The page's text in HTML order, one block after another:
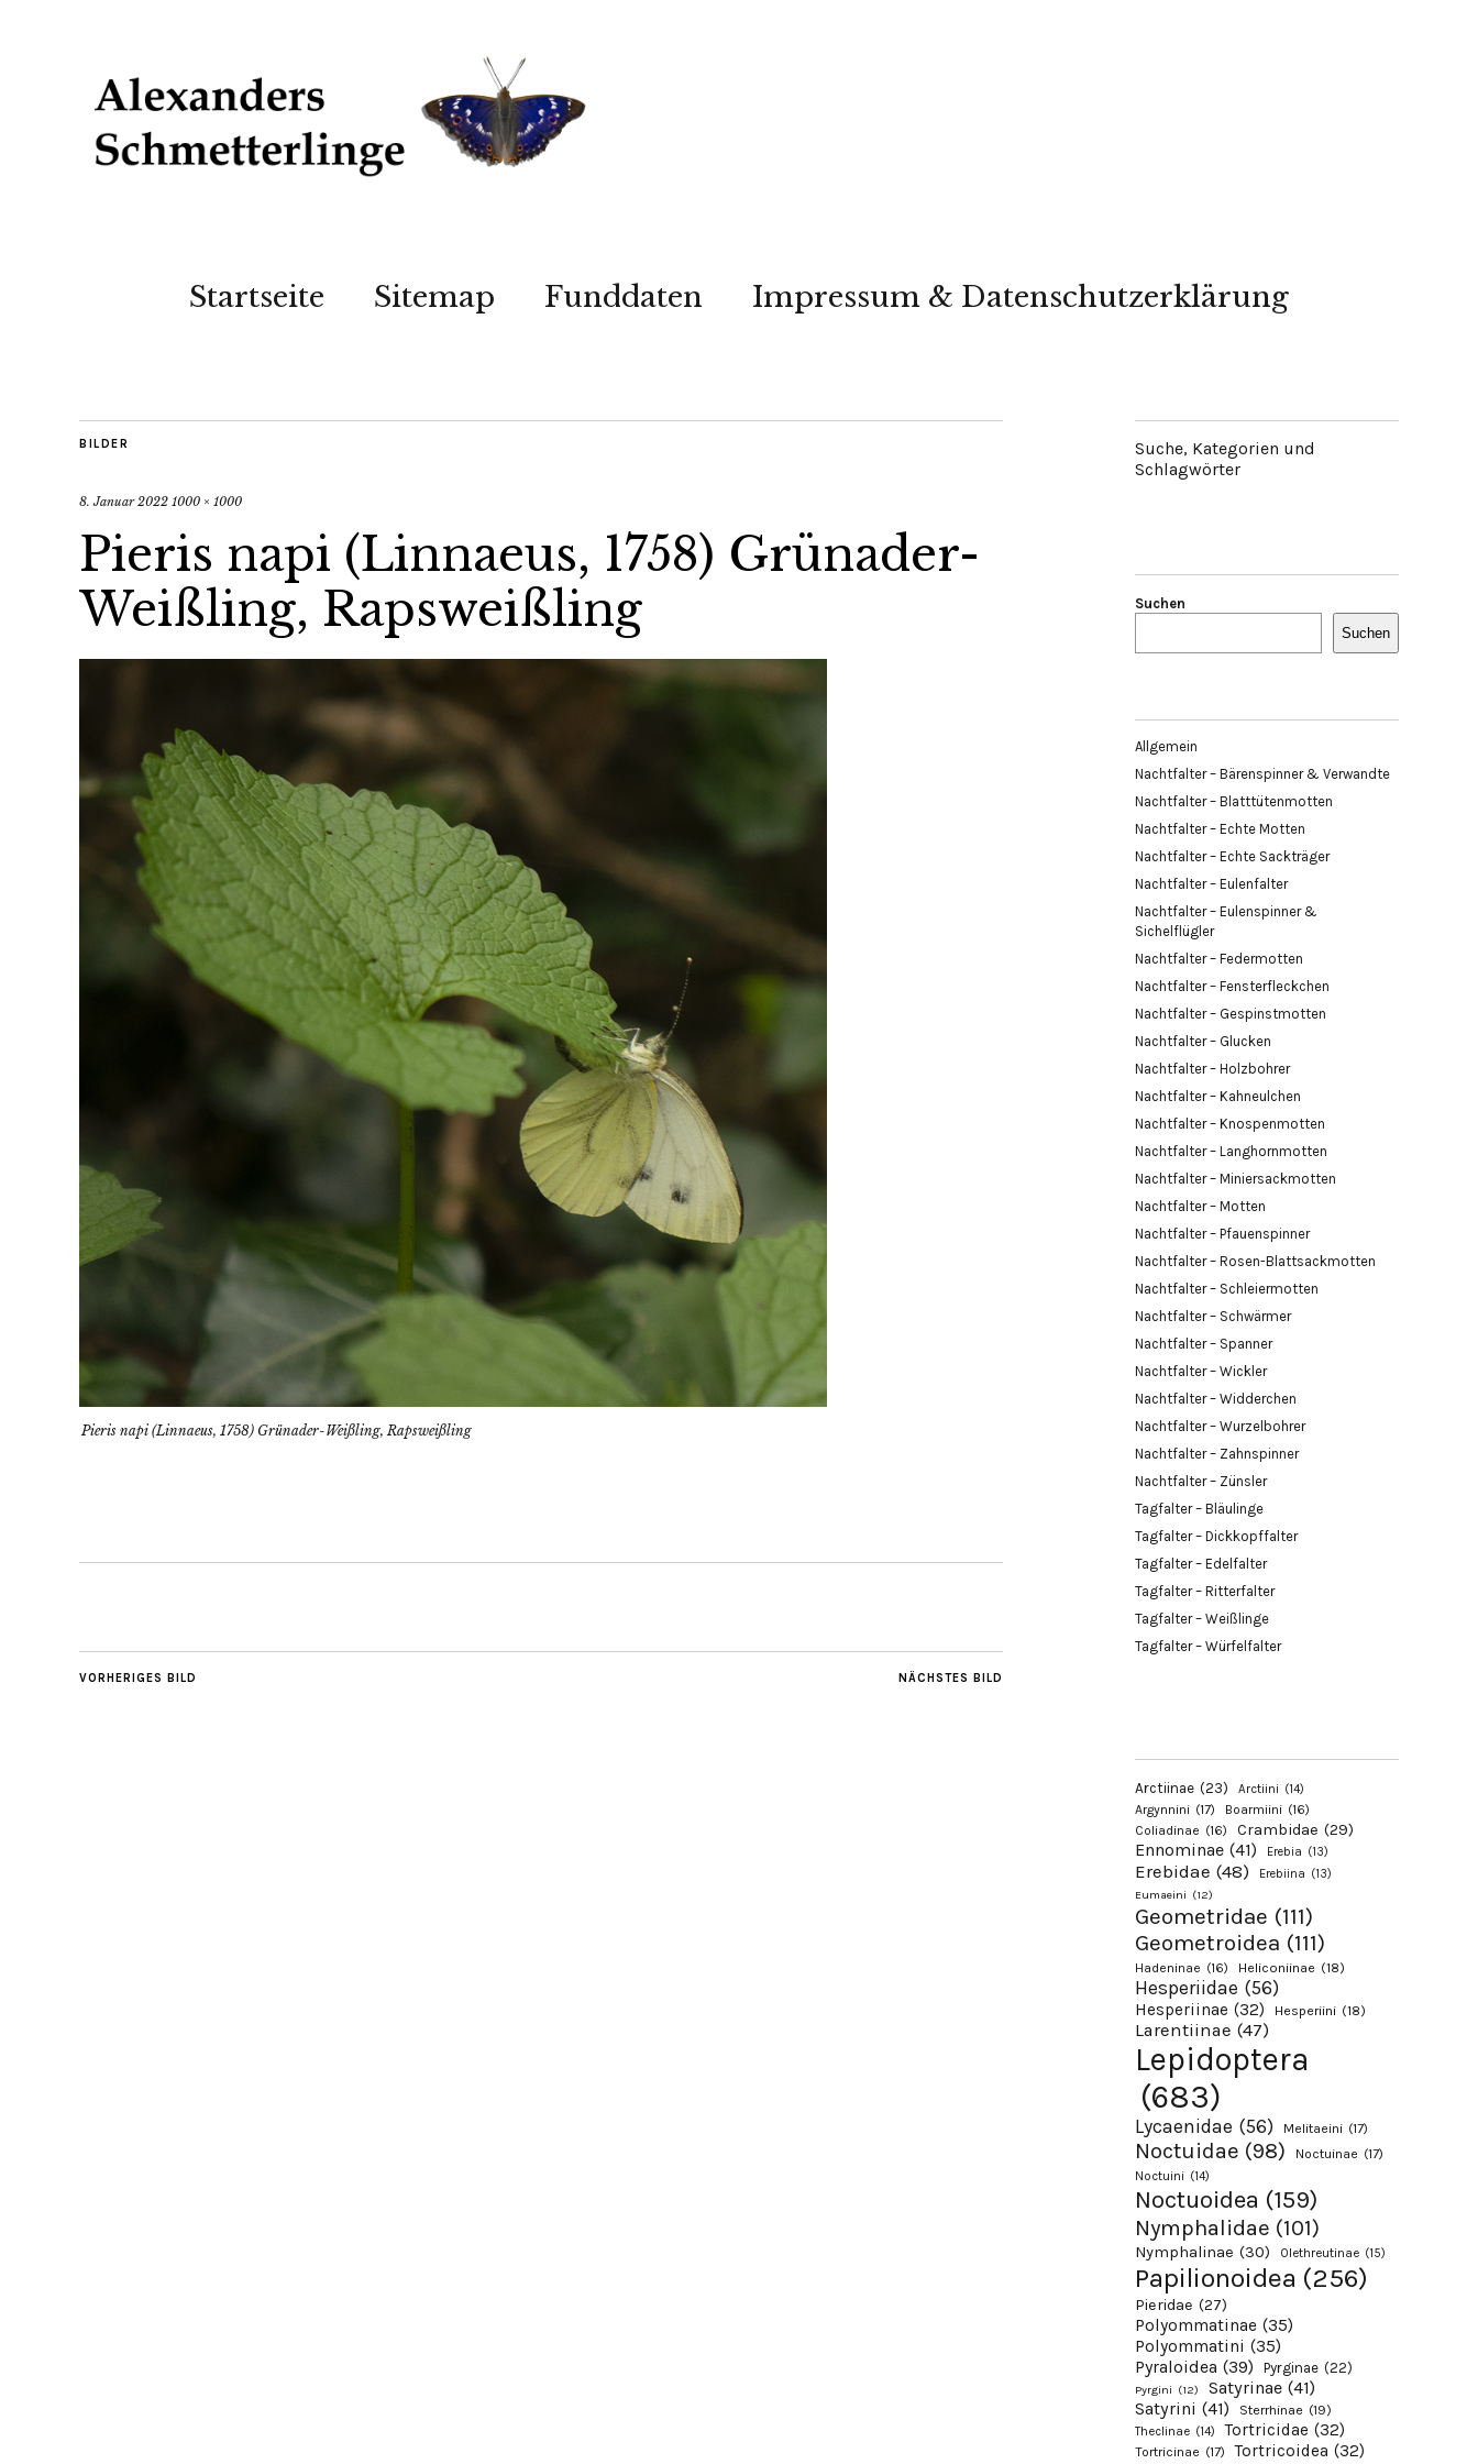
Startseite Sitemap Funddaten Impressum & Datenschutzerklärung
BILDER
8. Januar 2022 1000 × 1000
Pieris napi (Linnaeus, 1758) Grünader-
Weißling, Rapsweißling
Pieris napi (Linnaeus, 1758) Grünader-Weißling, Rapsweißling
NÄCHSTES BILD
VORHERIGES BILD
Suche, Kategorien und
Schlagwörter
Suchen
Suchen
Allgemein
Nachtfalter – Bärenspinner & Verwandte
Nachtfalter – Blatttütenmotten
Nachtfalter – Echte Motten
Nachtfalter – Echte Sackträger
Nachtfalter – Eulenfalter
Nachtfalter – Eulenspinner &
Sichelflügler
Nachtfalter – Federmotten
Nachtfalter – Fensterfleckchen
Nachtfalter – Gespinstmotten
Nachtfalter – Glucken
Nachtfalter – Holzbohrer
Nachtfalter – Kahneulchen
Nachtfalter – Knospenmotten
Nachtfalter – Langhornmotten
Nachtfalter – Miniersackmotten
Nachtfalter – Motten
Nachtfalter – Pfauenspinner
Nachtfalter – Rosen-Blattsackmotten
Nachtfalter – Schleiermotten
Nachtfalter – Schwärmer
Nachtfalter – Spanner
Nachtfalter – Wickler
Nachtfalter – Widderchen
Nachtfalter – Wurzelbohrer
Nachtfalter – Zahnspinner
Nachtfalter – Zünsler
Tagfalter – Bläulinge
Tagfalter – Dickkopffalter
Tagfalter – Edelfalter
Tagfalter – Ritterfalter
Tagfalter – Weißlinge
Tagfalter – Würfelfalter
Arctiinae (23) Arctiini (14)
Argynnini (17) Boarmiini (16)
Coliadinae (16) Crambidae (29)
Ennominae (41) Erebia (13)
Erebidae (48) Erebiina (13)
Eumaeini (12)
Geometridae (111)
Geometroidea (111)
Hadeninae (16) Heliconiinae (18)
Hesperiidae (56)
Hesperiinae (32) Hesperiini (18)
Larentiinae (47)
Lepidoptera
(683)
Lycaenidae (56) Melitaeini (17)
Noctuidae (98) Noctuinae (17)
Noctuini (14)
Noctuoidea (159)
Nymphalidae (101)
Nymphalinae (30) Olethreutinae (15)
Papilionoidea (256)
Pieridae (27)
Polyommatinae (35)
Polyommatini (35)
Pyraloidea (39) Pyrginae (22)
Pyrgini (12) Satyrinae (41)
Satyrini (41) Sterrhinae (19)
Theclinae (14) Tortricidae (32)
Tortricinae (17) Tortricoidea (32)